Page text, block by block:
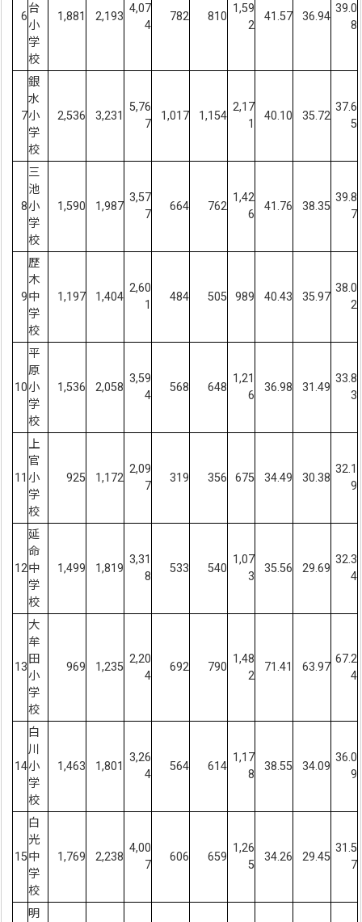
6
台
小
学
校
1,881 2,193
4,07
4
782 810
1,59
2
41.57 36.94
39.0
8
7
銀
水
小
学
校
2,536 3,231
5,76
7
1,017 1,154
2,17
1
40.10 35.72
37.6
5
8
三
池
小
学
校
1,590 1,987
3,57
7
664 762
1,42
6
41.76 38.35
39.8
7
9
歴
木
中
学
校
1,197 1,404
2,60
1
484 505 989 40.43 35.97
38.0
2
10
平
原
小
学
校
1,536 2,058
3,59
4
568 648
1,21
6
36.98 31.49
33.8
3
11
上
官
小
学
校
925 1,172
2,09
7
319 356 675 34.49 30.38
32.1
9
12
延
命
中
学
校
1,499 1,819
3,31
8
533 540
1,07
3
35.56 29.69
32.3
4
13
大
牟
田
小
学
校
969 1,235
2,20
4
692 790
1,48
2
71.41 63.97
67.2
4
14
白
川
小
学
校
1,463 1,801
3,26
4
564 614
1,17
8
38.55 34.09
36.0
9
15
白
光
中
学
校
1,769 2,238
4,00
7
606 659
1,26
5
34.26 29.45
31.5
7
明